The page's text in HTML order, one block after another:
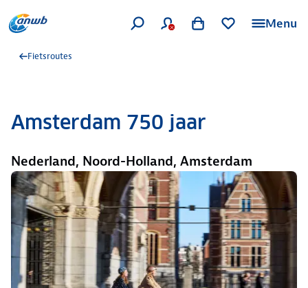
Menu
Fietsroutes
Amsterdam 750 jaar
Nederland, Noord-Holland, Amsterdam